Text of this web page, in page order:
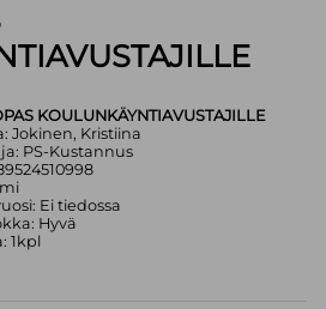
KOULUNKÄYNTIAVUSTAJILLE
Jokinen, Kristiina
PS-Kustannus
Ei tiedossa
Hyvä
1kpl